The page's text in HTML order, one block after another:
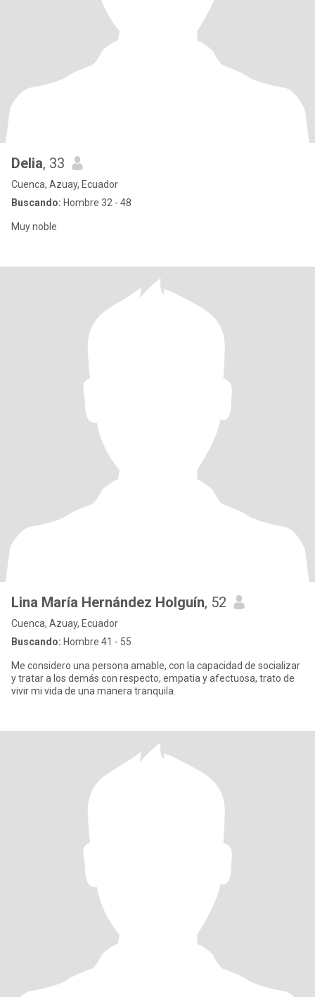
Delia, 33
Cuenca, Azuay, Ecuador
Buscando: Hombre 32 - 48
Muy noble
Lina María Hernández Holguín, 52
Cuenca, Azuay, Ecuador
Buscando: Hombre 41 - 55
Me considero una persona amable, con la capacidad de socializar
y tratar a los demás con respecto, empatia y afectuosa, trato de
vivir mi vida de una manera tranquila.